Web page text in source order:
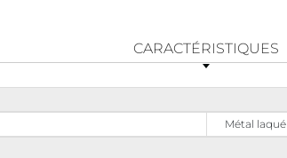
CARACTÉRISTIQUES
Métal laqué